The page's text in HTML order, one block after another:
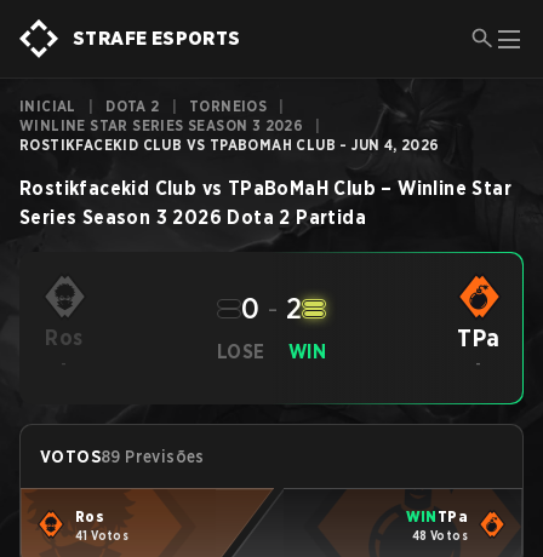
STRAFE ESPORTS
INICIAL DOTA 2 TORNEIOS
WINLINE STAR SERIES SEASON 3 2026
ROSTIKFACEKID CLUB VS TPABOMAH CLUB - JUN 4, 2026
Rostikfacekid Club vs TPaBoMaH Club –Winline Star
Series Season 3 2026 Dota 2 Partida
Ros
-
LOSE
0 - 2
WIN TPa
-
VOTOS89 Previsões
Ros
41 Votos
WIN TPa
48 Votos